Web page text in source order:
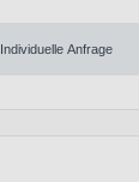
Individuelle Anfrage